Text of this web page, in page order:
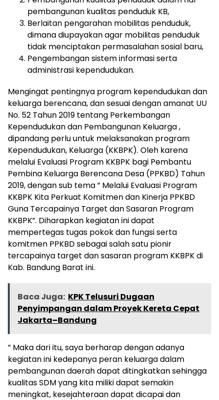
pembangunan kualitas penduduk KB,
Berlaitan pengarahan mobilitas penduduk,
dimana diupayakan agar mobilitas penduduk
tidak menciptakan permasalahan sosial baru,
Pengembangan sistem informasi serta
administrasi kependudukan.
Mengingat pentingnya program kependudukan dan
keluarga berencana, dan sesuai dengan amanat UU
No. 52 Tahun 2019 tentang Perkembangan
Kependudukan dan Pembangunan Keluarga ,
dipandang perlu untuk melaksanakan program
Kependudukan, Keluarga (KKBPK). Oleh karena
melalui Evaluasi Program KKBPK bagi Pembantu
Pembina Keluarga Berencana Desa (PPKBD) Tahun
2019, dengan sub tema ” Melalui Evaluasi Program
KKBPK Kita Perkuat Komitmen dan Kinerja PPKBD
Guna Tercapainya Target dan Sasaran Program
KKBPK”. Diharapkan kegiatan ini dapat
mempertegas tugas pokok dan fungsi serta
komitmen PPKBD sebagai salah satu pionir
tercapainya target dan sasaran program KKBPK di
Kab. Bandung Barat ini.
Baca Juga: KPK Telusuri Dugaan
Penyimpangan dalam Proyek Kereta Cepat
Jakarta–Bandung
” Maka dari itu, saya berharap dengan adanya
kegiatan ini kedepanya peran keluarga dalam
pembangunan daerah dapat ditingkatkan sehingga
kualitas SDM yang kita miliki dapat semakin
meningkat, kesejahteraan dapat dicapai dan